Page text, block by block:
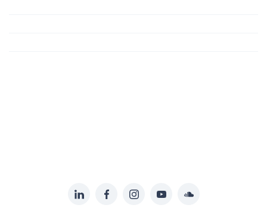
LinkedInFacebookInstagramYouTubeSoundcloud